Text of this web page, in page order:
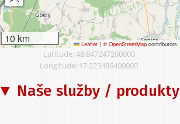
10 km Leaflet | © OpenStreetMap contributors
Latitude: 48.847247200000
Longitude: 17.223486400000
▼ Naše služby / produkty